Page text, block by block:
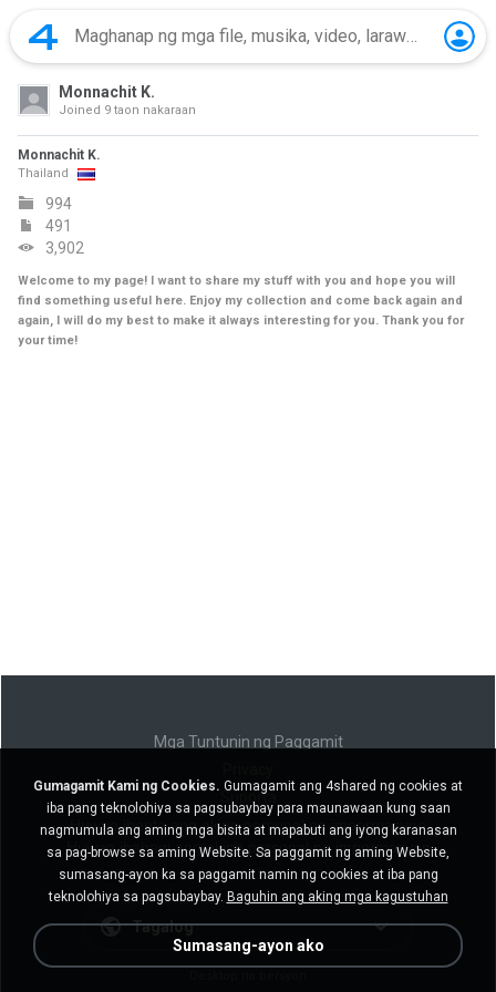
Monnachit K.
Joined 9 taon nakaraan
Monnachit K.
Thailand
994
491
3,902
Welcome to my page! I want to share my stuff with you and hope you will
find something useful here. Enjoy my collection and come back again and
again, I will do my best to make it always interesting for you. Thank you for
your time!
Mga Tuntunin ng Paggamit
Suporta
Huwag ibenta ang aking personal na impormasyon
Huwag ibahagi ang aking personal na impormasyon
Tagalog
Gumagamit Kami ng Cookies. Gumagamit ang 4shared ng cookies at
iba pang teknolohiya sa pagsubaybay para maunawaan kung saan
nagmumula ang aming mga bisita at mapabuti ang iyong karanasan
sa pag-browse sa aming Website. Sa paggamit ng aming Website,
sumasang-ayon ka sa paggamit namin ng cookies at iba pang
teknolohiya sa pagsubaybay. Baguhin ang aking mga kagustuhan
Sumasang-ayon ako